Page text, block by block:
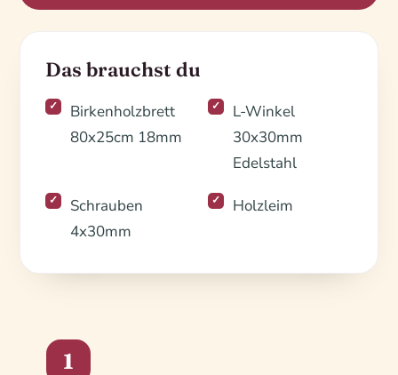
Das brauchst du
Birkenholzbrett
80x25cm 18mm
L-Winkel
30x30mm
Edelstahl
Schrauben
4x30mm
Holzleim
1